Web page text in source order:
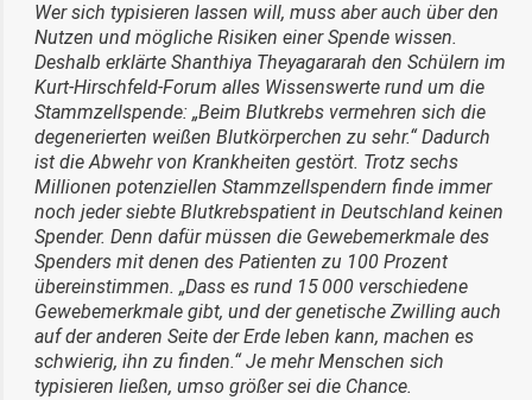
Wer sich typisieren lassen will, muss aber auch über den
Nutzen und mögliche Risiken einer Spende wissen.
Deshalb erklärte Shanthiya Theyagararah den Schülern im
Kurt-Hirschfeld-Forum alles Wissenswerte rund um die
Stammzellspende: „Beim Blutkrebs vermehren sich die
degenerierten weißen Blutkörperchen zu sehr.“ Dadurch
ist die Abwehr von Krankheiten gestört. Trotz sechs
Millionen potenziellen Stammzellspendern finde immer
noch jeder siebte Blutkrebspatient in Deutschland keinen
Spender. Denn dafür müssen die Gewebemerkmale des
Spenders mit denen des Patienten zu 100 Prozent
übereinstimmen. „Dass es rund 15 000 verschiedene
Gewebemerkmale gibt, und der genetische Zwilling auch
auf der anderen Seite der Erde leben kann, machen es
schwierig, ihn zu finden.“ Je mehr Menschen sich
typisieren ließen, umso größer sei die Chance.